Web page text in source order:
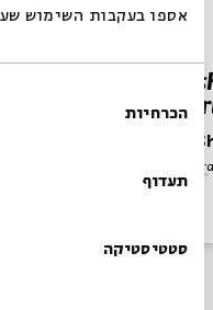
אספו בעקבות השימוש
בחירת
הסכמה
הכרחיות
תעדוף
סטטיסטיקה
Rabbi